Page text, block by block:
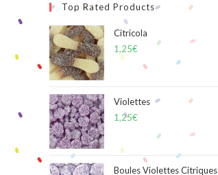
Top Rated Products
Citricola
1,25€
Violettes
1,25€
Boules Violettes Citriques